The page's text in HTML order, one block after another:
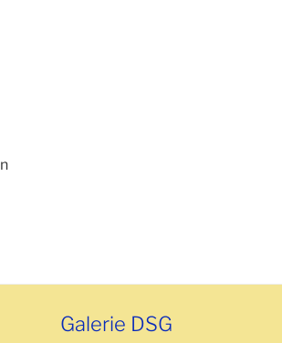
Galerie DSG